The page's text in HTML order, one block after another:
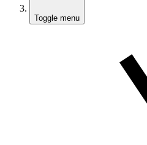
Toggle menu